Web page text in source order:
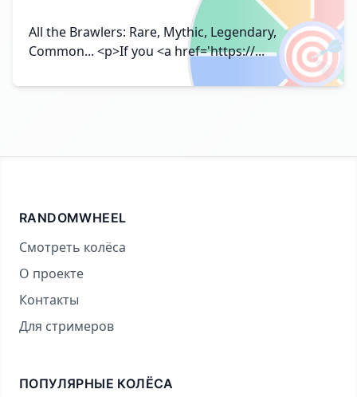
🎯
All the Brawlers: Rare, Mythic, Legendary,
Common... <p>If you <a href='https://...
RANDOMWHEEL
Смотреть колёса
О проекте
Контакты
Для стримеров
ПОПУЛЯРНЫЕ КОЛЁСА